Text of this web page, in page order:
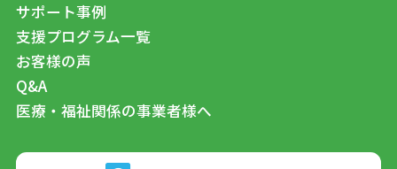
サポート事例
支援プログラム一覧
お客様の声
Q&A
医療・福祉関係の事業者様へ